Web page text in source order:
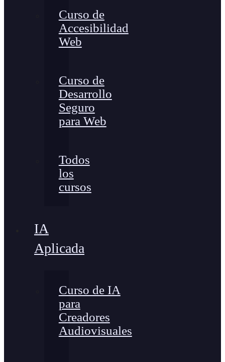
Curso de
Accesibilidad
Web
Curso de
Desarrollo
Seguro
para Web
Todos
los
cursos
IA
Aplicada
Curso de IA
para
Creadores
Audiovisuales